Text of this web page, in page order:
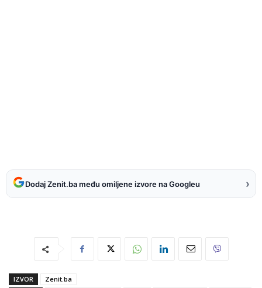
Dodaj Zenit.ba među omiljene izvore na Googleu ›
IZVOR
Zenit.ba